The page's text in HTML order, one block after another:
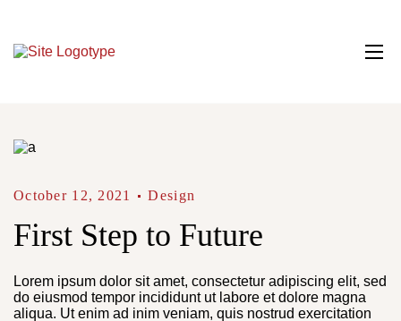
October 12, 2021 Design
First Step to Future
Lorem ipsum dolor sit amet, consectetur adipiscing elit, sed
do eiusmod tempor incididunt ut labore et dolore magna
aliqua. Ut enim ad inim veniam, quis nostrud exercitation